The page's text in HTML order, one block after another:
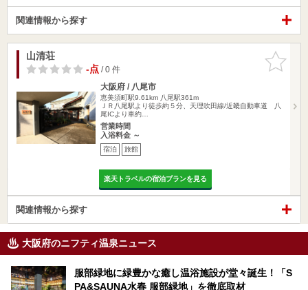
関連情報から探す
お気に入
りに追加
山清荘
-点/ 0 件
大阪府 / 八尾市
恵美須町駅9.61km 八尾駅361m
ＪＲ八尾駅より徒歩約５分、天理吹田線/近畿自動車道 八
尾ICより車約…
営業時間
入浴料金 ～
宿泊 旅館
楽天トラベルの宿泊プランを見る
関連情報から探す
大阪府のニフティ温泉ニュース
服部緑地に緑豊かな癒し温浴施設が堂々誕生！「S
PA&SAUNA水春 服部緑地」を徹底取材